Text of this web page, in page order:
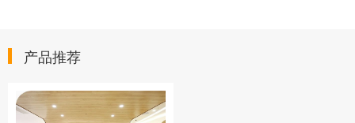
产品推荐